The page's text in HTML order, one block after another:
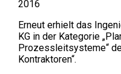
2016
Erneut erhielt das
KG in der Kategorie
Prozessleitsysteme“
Kontraktoren“.